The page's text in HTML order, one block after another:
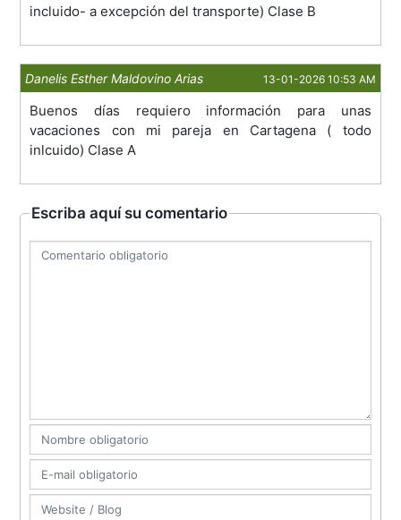
incluido- a excepción del transporte) Clase B
Danelis Esther Maldovino Arias 13-01-2026 10:53 AM
Buenos días requiero información para unas
vacaciones con mi pareja en Cartagena ( todo
inlcuido) Clase A
Escriba aquí su comentario